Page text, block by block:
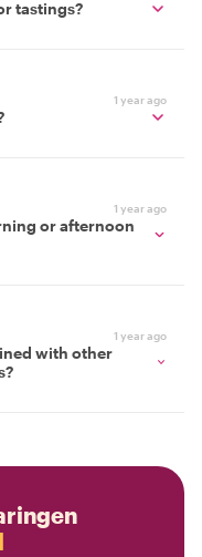
tastings?
1 year ago
1 year ago
or afternoon
1 year ago
with other